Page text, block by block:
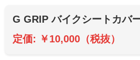
G GRIP バイクシートカバ
定価: ￥10,000（税抜）